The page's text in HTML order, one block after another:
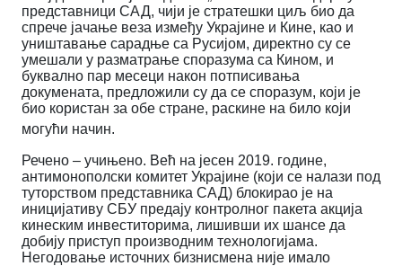
представници САД, чији је стратешки циљ био да
спрече јачање веза између Украјине и Кине, као и
уништавање сарадње са Русијом, директно су се
умешали у разматрање споразума са Кином, и
буквално пар месеци након потписивања
докумената, предложили су да се споразум, који је
био користан за обе стране, раскине на било који
могући начин.
Речено – учињено. Већ на јесен 2019. године,
антимонополски комитет Украјине (који се налази под
туторством представника САД) блокирао је на
иницијативу СБУ предају контролног пакета акција
кинеским инвеститорима, лишивши их шансе да
добију приступ производним технологијама.
Негодовање источних бизнисмена није имало